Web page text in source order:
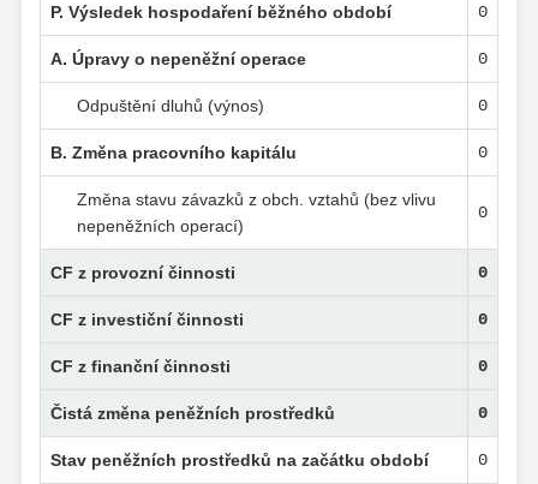
P. Výsledek hospodaření běžného období 0
A. Úpravy o nepeněžní operace 0
Odpuštění dluhů (výnos) 0
B. Změna pracovního kapitálu 0
Změna stavu závazků z obch. vztahů (bez vlivu
nepeněžních operací)
0
CF z provozní činnosti 0
CF z investiční činnosti 0
CF z finanční činnosti 0
Čistá změna peněžních prostředků 0
Stav peněžních prostředků na začátku období 0